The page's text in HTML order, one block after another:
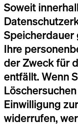
Soweit
Speicherdauer
Ihre
der Zweck für
entfällt. Wenn
Einwilligung
widerrufen,